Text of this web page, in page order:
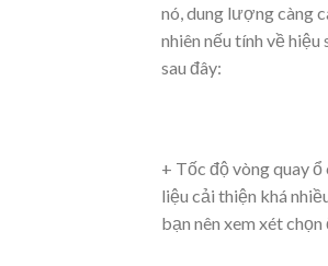
nó, dung lượng càng
nhiên nếu tính về
sau đây:
+ Tốc độ vòng quay
liệu cải thiện khá
bạn nên xem xét